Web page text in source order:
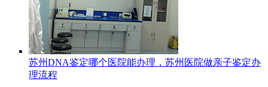
苏州DNA鉴定哪个医院能办理，苏州医院做亲子鉴定办
理流程